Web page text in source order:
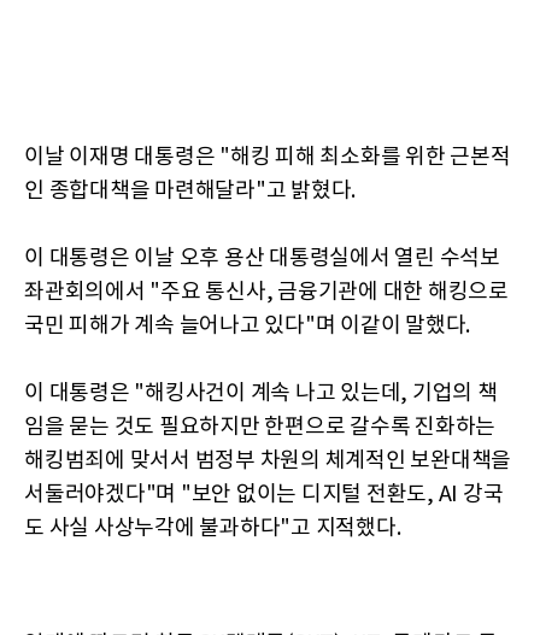
이날 이재명 대통령은 "해킹 피해 최소화를 위한 근본적
인 종합대책을 마련해달라"고 밝혔다.
이 대통령은 이날 오후 용산 대통령실에서 열린 수석보
좌관회의에서 "주요 통신사, 금융기관에 대한 해킹으로
국민 피해가 계속 늘어나고 있다"며 이같이 말했다.
이 대통령은 "해킹사건이 계속 나고 있는데, 기업의 책
임을 묻는 것도 필요하지만 한편으로 갈수록 진화하는
해킹범죄에 맞서서 범정부 차원의 체계적인 보완대책을
서둘러야겠다"며 "보안 없이는 디지털 전환도, AI 강국
도 사실 사상누각에 불과하다"고 지적했다.